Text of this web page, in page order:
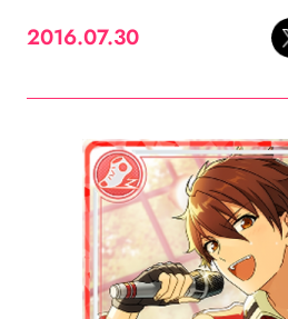
2016.07.30